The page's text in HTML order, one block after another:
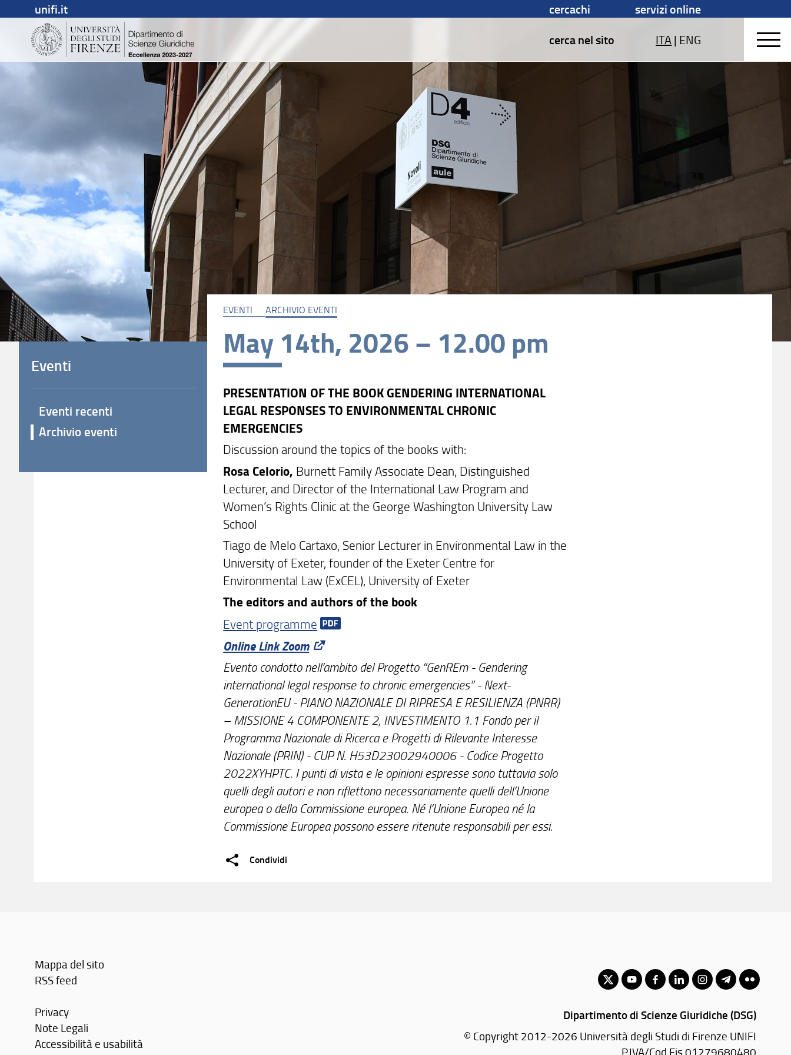
unifi.it cercachi
servizi online
cerca nel sito
ITA| ENG
EVENTI ARCHIVIO EVENTI
May 14th, 2026 – 12.00 pm
PRESENTATION OF THE BOOK GENDERING INTERNATIONAL
LEGAL RESPONSES TO ENVIRONMENTAL CHRONIC
EMERGENCIES
Discussion around the topics of the books with:
Rosa Celorio, Burnett Family Associate Dean, Distinguished
Lecturer, and Director of the International Law Program and
Women’s Rights Clinic at the George Washington University Law
School
Tiago de Melo Cartaxo, Senior Lecturer in Environmental Law in the
University of Exeter, founder of the Exeter Centre for
Environmental Law (ExCEL), University of Exeter
The editors and authors of the book
Event programme
Online Link Zoom
Evento condotto nell’ambito del Progetto “GenREm - Gendering
international legal response to chronic emergencies” - Next-
GenerationEU - PIANO NAZIONALE DI RIPRESA E RESILIENZA (PNRR)
– MISSIONE 4 COMPONENTE 2, INVESTIMENTO 1.1 Fondo per il
Programma Nazionale di Ricerca e Progetti di Rilevante Interesse
Nazionale (PRIN) - CUP N. H53D23002940006 - Codice Progetto
2022XYHPTC. I punti di vista e le opinioni espresse sono tuttavia solo
quelli degli autori e non riflettono necessariamente quelli dell’Unione
europea o della Commissione europea. Né l’Unione Europea né la
Commissione Europea possono essere ritenute responsabili per essi.
Condividi
Eventi
Eventi recenti
Archivio eventi
Mappa del sito
RSS feed
Privacy
Note Legali
Accessibilità e usabilità
Dipartimento di Scienze Giuridiche (DSG)
© Copyright 2012-2026 Università degli Studi di Firenze UNIFI
P.IVA/Cod.Fis 01279680480